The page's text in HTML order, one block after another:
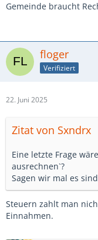
Gemeinde braucht
floger
Verifiziert
22. Juni 2025
Zitat von Sxndrx
Eine letzte Frage
ausrechnen`?
Sagen wir mal es
Steuern zahlt man
Einnahmen.